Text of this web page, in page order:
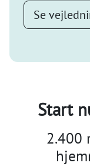
Se
Start
2.400